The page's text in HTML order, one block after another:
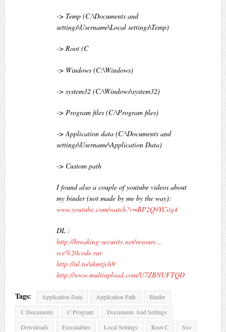
-> Temp (C:\Documents and
settings\Username\Local settings\Temp)
-> Root (C
-> Windows (C:\Windows)
-> system32 (C:\Windows\system32)
-> Program files (C:\Program files)
-> Application data (C:\Documents and
settings\Username\Application Data)
-> Custom path
I found also a couple of youtube videos about
my binder (not made by me by the way):
www.youtube.com/watch?v=BP2Q9YCitg4
DL :
http://breaking-security.net/resourc…
rce%20code.rar
http://ul.to/ukmtjch9
http://www.multiupload.com/U7ZBNUFTQD
Tags: Application Data Application Path
Binder
C Documents
C Program
Documents And Settings
Downloads
Executables Local Settings Root C Sso